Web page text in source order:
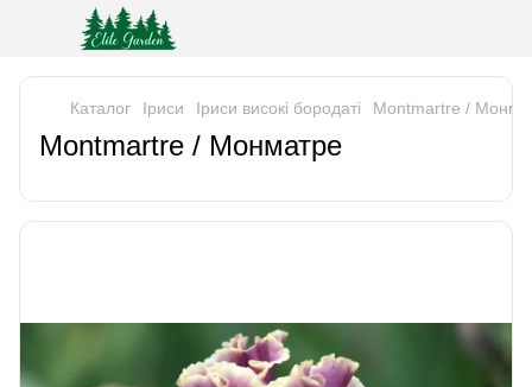
Каталог Iриси Іриси високі бородаті Montmartre /
Montmartre / Монматре